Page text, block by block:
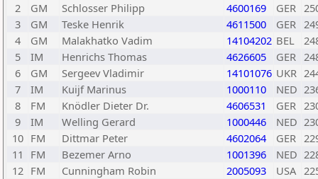
2
GM Schlosser Philipp 4600169 GER
3
GM Teske Henrik 4611500 GER
4
GM Malakhatko Vadim 14104202 BEL
5
IM Henrichs Thomas 4626605 GER
6
GM Sergeev Vladimir 14101076 UKR
7
IM Kuijf Marinus 1000110 NED
8
FM Knödler Dieter Dr. 4606531 GER
9
IM Welling Gerard 1000446 NED
10 FM Dittmar Peter 4602064 GER
11
FM Bezemer Arno 1001396 NED
12 FM Cunningham Robin 2005093 USA